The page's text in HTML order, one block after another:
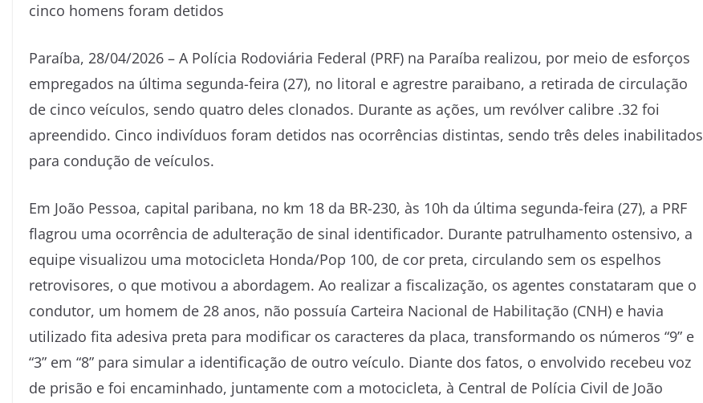
cinco homens foram detidos
Paraíba, 28/04/2026 – A Polícia Rodoviária Federal (PRF) na Paraíba realizou, por meio de esforços
empregados na última segunda-feira (27), no litoral e agrestre paraibano, a retirada de circulação
de cinco veículos, sendo quatro deles clonados. Durante as ações, um revólver calibre .32 foi
apreendido. Cinco indivíduos foram detidos nas ocorrências distintas, sendo três deles inabilitados
para condução de veículos.
Em João Pessoa, capital paribana, no km 18 da BR-230, às 10h da última segunda-feira (27), a PRF
flagrou uma ocorrência de adulteração de sinal identificador. Durante patrulhamento ostensivo, a
equipe visualizou uma motocicleta Honda/Pop 100, de cor preta, circulando sem os espelhos
retrovisores, o que motivou a abordagem. Ao realizar a fiscalização, os agentes constataram que o
condutor, um homem de 28 anos, não possuía Carteira Nacional de Habilitação (CNH) e havia
utilizado fita adesiva preta para modificar os caracteres da placa, transformando os números “9” e
“3” em “8” para simular a identificação de outro veículo. Diante dos fatos, o envolvido recebeu voz
de prisão e foi encaminhado, juntamente com a motocicleta, à Central de Polícia Civil de João